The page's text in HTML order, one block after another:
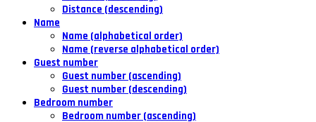
Distance (descending)
Name
Name (alphabetical order)
Name (reverse alphabetical order)
Guest number
Guest number (ascending)
Guest number (descending)
Bedroom number
Bedroom number (ascending)